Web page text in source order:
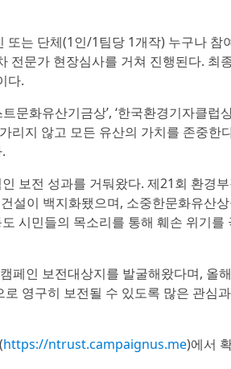
또는 단체(1인/1팀당 1개작) 누구나 참
문가 현장심사를 거쳐 진행된다. 최
다.
문화유산기금상’, ‘한국환경기자클럽
리지 않고 모든 유산의 가치를 존중한
보전 성과를 거둬왔다. 제21회 환경
설이 백지화됐으며, 소중한문화유산
도 시민들의 목소리를 통해 훼손 위기를
페인 보전대상지를 발굴해왔다며, 올
영구히 보전될 수 있도록 많은 관심
https://ntrust.campaignus.me)에서